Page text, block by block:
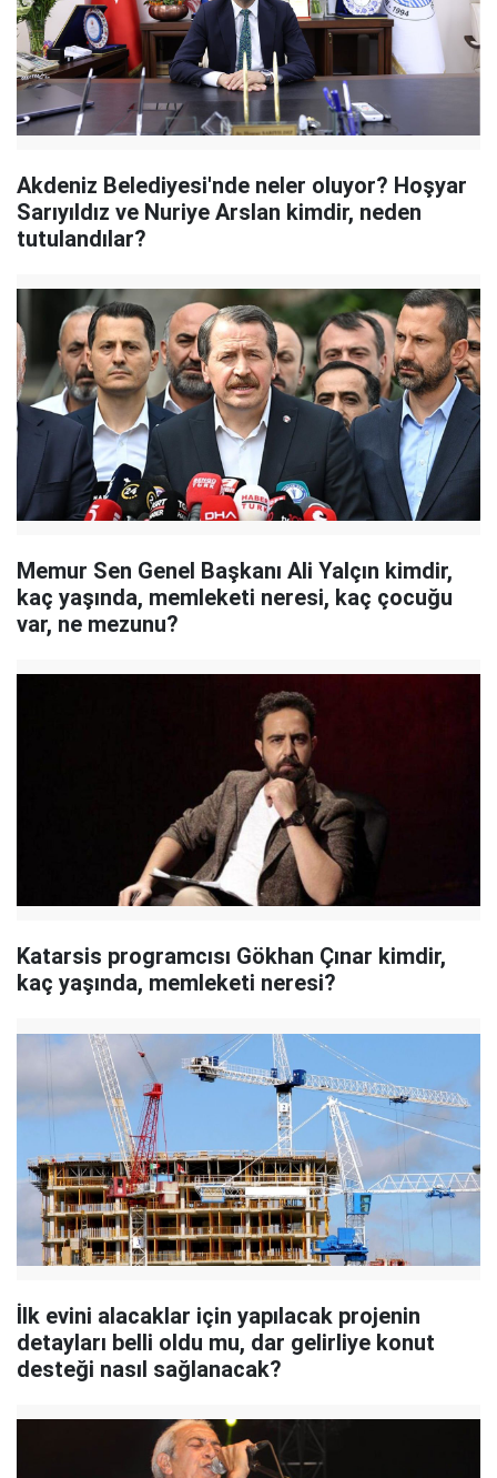
Akdeniz Belediyesi'nde neler oluyor? Hoşyar
Sarıyıldız ve Nuriye Arslan kimdir, neden
tutulandılar?
Memur Sen Genel Başkanı Ali Yalçın kimdir,
kaç yaşında, memleketi neresi, kaç çocuğu
var, ne mezunu?
Katarsis programcısı Gökhan Çınar kimdir,
kaç yaşında, memleketi neresi?
İlk evini alacaklar için yapılacak projenin
detayları belli oldu mu, dar gelirliye konut
desteği nasıl sağlanacak?